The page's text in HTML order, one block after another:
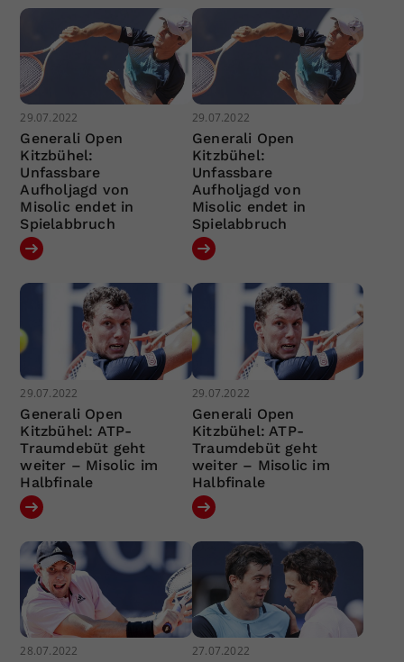
29.07.2022
Generali Open
Kitzbühel:
Unfassbare
Aufholjagd von
Misolic endet in
Spielabbruch
29.07.2022
Generali Open
Kitzbühel:
Unfassbare
Aufholjagd von
Misolic endet in
Spielabbruch
29.07.2022
Generali Open
Kitzbühel: ATP-
Traumdebüt geht
weiter – Misolic im
Halbfinale
29.07.2022
Generali Open
Kitzbühel: ATP-
Traumdebüt geht
weiter – Misolic im
Halbfinale
28.07.2022 27.07.2022